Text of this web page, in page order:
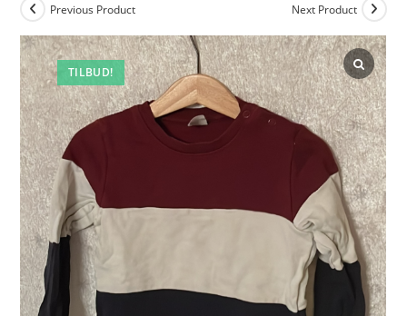
TILBUD!
Previous Product Next Product